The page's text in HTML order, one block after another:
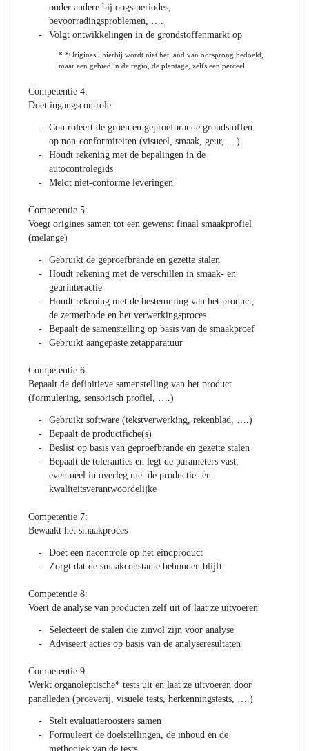
onder andere bij oogstperiodes,
bevoorradingsproblemen, ….
Volgt ontwikkelingen in de grondstoffenmarkt op
* *Origines : hierbij wordt niet het land van oorsprong bedoeld,
maar een gebied in de regio, de plantage, zelfs een perceel
Competentie 4:
Doet ingangscontrole
Controleert de groen en geproefbrande grondstoffen
op non-conformiteiten (visueel, smaak, geur, …)
Houdt rekening met de bepalingen in de
autocontrolegids
Meldt niet-conforme leveringen
Competentie 5:
Voegt origines samen tot een gewenst finaal smaakprofiel
(melange)
Gebruikt de geproefbrande en gezette stalen
Houdt rekening met de verschillen in smaak- en
geurinteractie
Houdt rekening met de bestemming van het product,
de zetmethode en het verwerkingsproces
Bepaalt de samenstelling op basis van de smaakproef
Gebruikt aangepaste zetapparatuur
Competentie 6:
Bepaalt de definitieve samenstelling van het product
(formulering, sensorisch profiel, ….)
Gebruikt software (tekstverwerking, rekenblad, ….)
Bepaalt de productfiche(s)
Beslist op basis van geproefbrande en gezette stalen
Bepaalt de toleranties en legt de parameters vast,
eventueel in overleg met de productie- en
kwaliteitsverantwoordelijke
Competentie 7:
Bewaakt het smaakproces
Doet een nacontrole op het eindproduct
Zorgt dat de smaakconstante behouden blijft
Competentie 8:
Voert de analyse van producten zelf uit of laat ze uitvoeren
Selecteert de stalen die zinvol zijn voor analyse
Adviseert acties op basis van de analyseresultaten
Competentie 9:
Werkt organoleptische* tests uit en laat ze uitvoeren door
panelleden (proeverij, visuele tests, herkenningstests, ….)
Stelt evaluatieroosters samen
Formuleert de doelstellingen, de inhoud en de
methodiek van de tests